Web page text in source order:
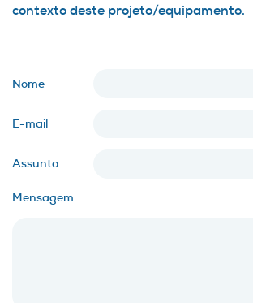
contexto deste projeto/equipamento.
Nome
E-mail
Assunto
Mensagem